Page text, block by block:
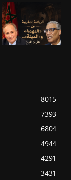
8015
7393
6804
4944
4291
3431